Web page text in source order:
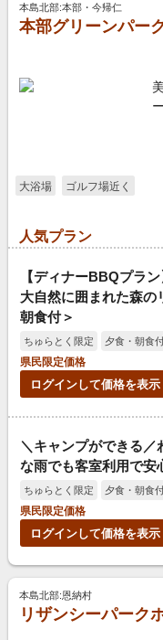
本島北部:本部・今帰仁
本部グリーンパー
大浴場 ゴルフ場近く
人気プラン
【ディナーBBQプラ
大自然に囲まれた森
朝食付＞
ちゅらとく限定 夕食・朝食
県民限定価格
ログインして価格を表示
＼キャンプができる
な雨でも客室利用で安
ちゅらとく限定 夕食・朝食
県民限定価格
ログインして価格を表示
本島北部:恩納村
リザンシーパーク